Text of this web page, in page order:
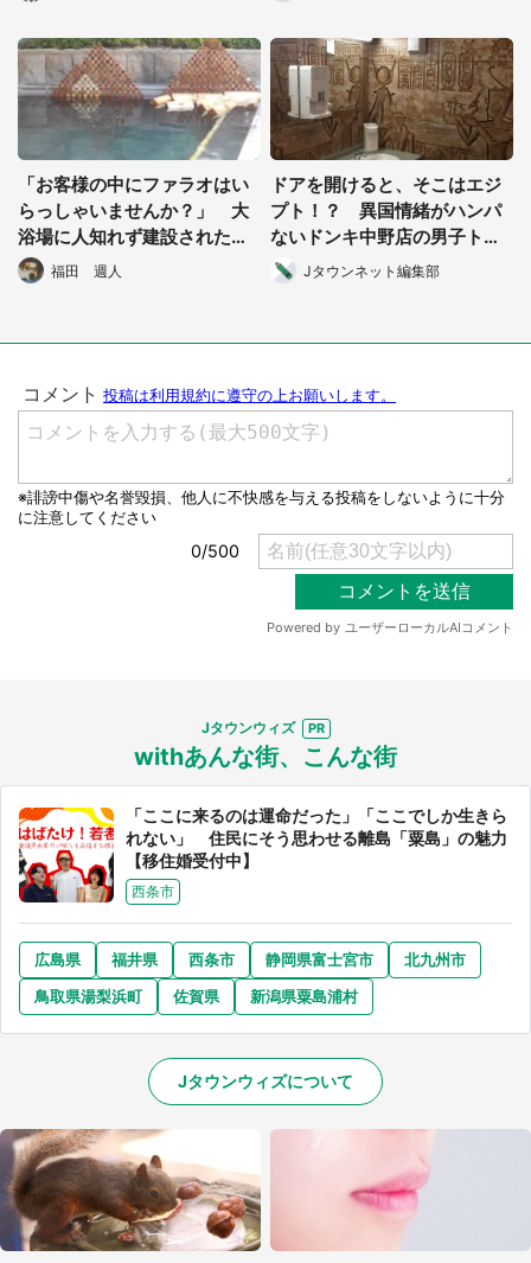
「お客様の中にファラオはい
らっしゃいませんか？」 大
浴場に人知れず建設された
「ヒノキのピラミッド」に反
響
福田 週人
ドアを開けると、そこはエジ
プト！？ 異国情緒がハンパ
ないドンキ中野店の男子トイ
レ
Jタウンネット編集部
Jタウンウィズ
withあんな街、こんな街
「ここに来るのは運命だった」「ここでしか生きら
れない」 住民にそう思わせる離島「粟島」の魅力
【移住婚受付中】
西条市
広島県 福井県 西条市 静岡県富士宮市
北九州市
鳥取県湯梨浜町
佐賀県 新潟県粟島浦村
Jタウンウィズについて